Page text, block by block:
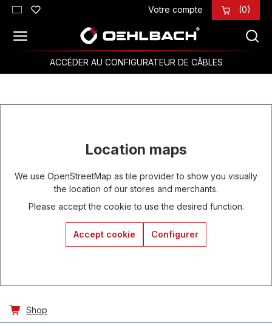
Passer au contenu principal Votre compte (0)
ACCÉDER AU CONFIGURATEUR DE CÂBLES
Location maps
We use OpenStreetMap as tile provider to show you visually
the location of our stores and merchants.
Please accept the cookie to use the desired function.
Accept cookie Configurer
Shop